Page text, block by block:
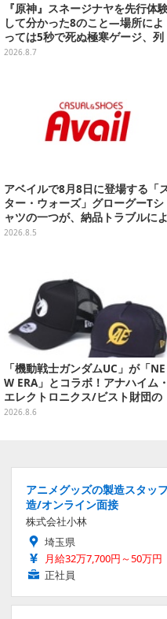
『原神』スネージナヤを先行体
して分かった8のこと―場所によ
っては5秒で死ぬ極寒ゲージ、列
車は“ダイナミック途中下車”可能
2026.8.7
アベイルで8月8日に登場する「
ター・ウォーズ」グローグーTシ
ャツの一つが、納品トラブルによ
り販売日変更へ
2026.8.5
「機動戦士ガンダムUC」が「NE
W ERA」とコラボ！アナハイム・
エレクトロニクス/ビスト財団の
キャップが予約開始
2026.8.6
アニメグッズの製造スタッ
造/オンライン面接
株式会社小林
埼玉県
月給32万7,700円～50万円
正社員